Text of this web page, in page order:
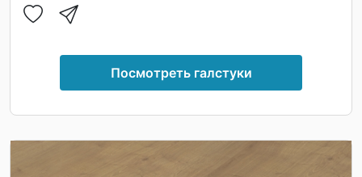
Посмотреть галстуки